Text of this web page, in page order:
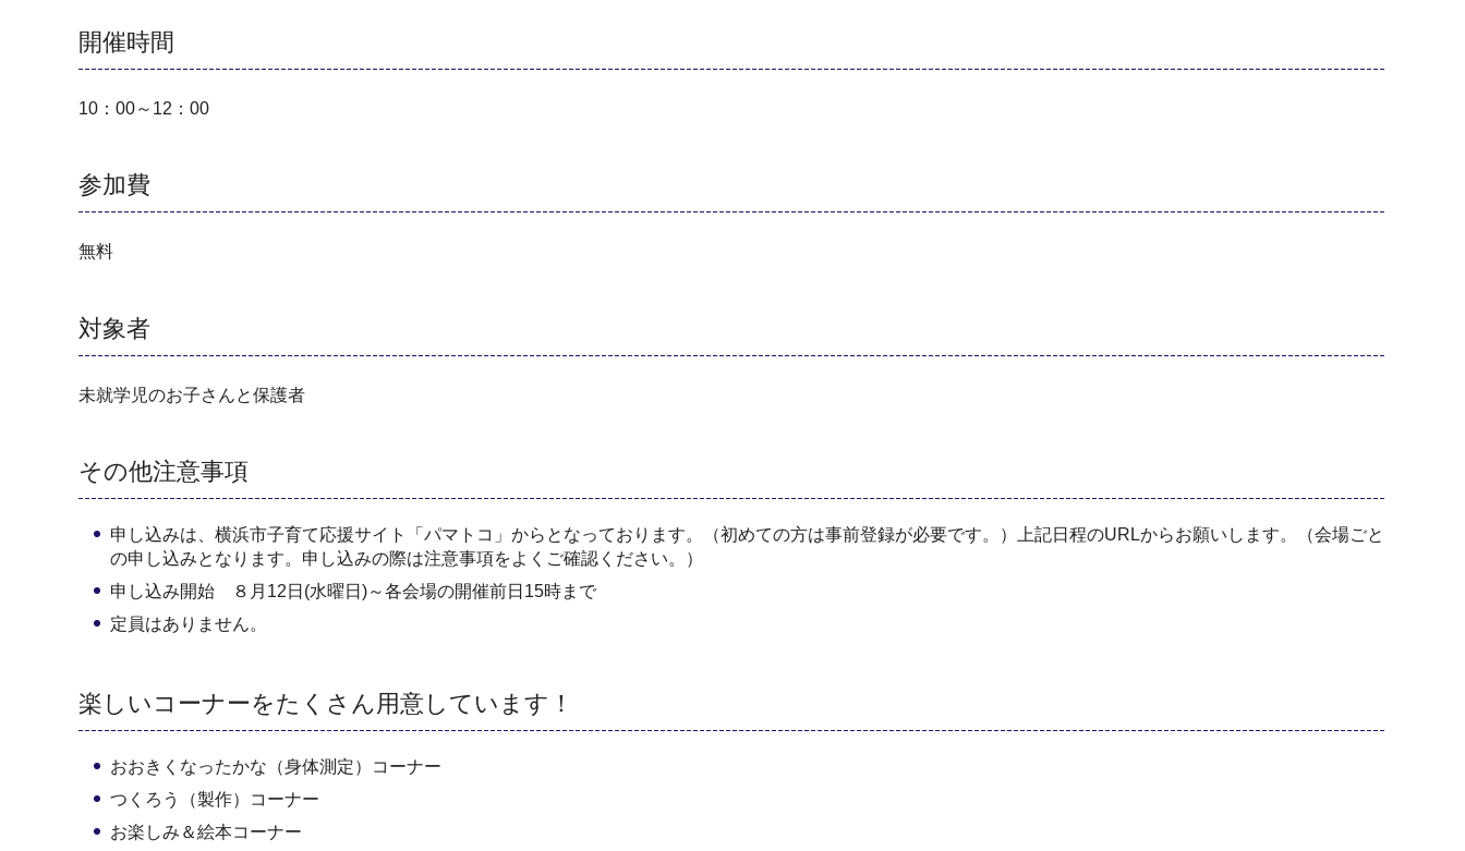
開催時間
10：00～12：00
参加費
無料
対象者
未就学児のお子さんと保護者
その他注意事項
申し込みは、横浜市子育て応援サイト「パマトコ」からとなっております。（初めての方は事前登録が必要です。）上記日程のURLからお願いします。（会場ごと
の申し込みとなります。申し込みの際は注意事項をよくご確認ください。）
申し込み開始 ８月12日(水曜日)～各会場の開催前日15時まで
定員はありません。
楽しいコーナーをたくさん用意しています！
おおきくなったかな（身体測定）コーナー
つくろう（製作）コーナー
お楽しみ＆絵本コーナー